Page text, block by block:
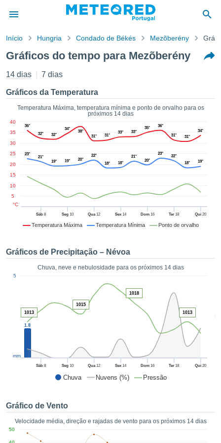
da
foi
por
para
que as
a este
das
opções:
e
forma
digital
sem
custo.
o
no
como
um perfil
CONFIGURAÇÕES
Início Hungria Condado de Békés Mezõberény
Gráficos do tempo para Mezõberény
14 dias 7 dias
Gráficos da Temperatura
Temperatura Máxima, temperatura mínima e ponto de orvalho para os
próximos 14 dias
Temperatura Máxima Temperatura Mínima Ponto de orvalho
Sáb8 Seg10 Qua12 Sex 14 Dom16 Ter 18 Qui 20
5
10
15
20
25
30
35
40
°C
36°
32°
32°
34°
38°
31°
31°
33° 33°
35° 36°
31° 31°
34°
23°
21°
19°
19° 20°
22°
18°
18°
21°
20°
23°
22°
18°
19°
Gráficos de Precipitação – Névoa
Chuva, neve e nebulosidade para os próximos 14 dias
Chuva Nuvens (%) Pressão
50
Sáb8 Seg10 Qua12 Sex 14 Dom16 Ter 18 Qui 20
5
mm
1.8
1013
1015
1018
1013
Gráfico de Vento
Velocidade média, direção e rajadas de vento para os próximos 14 dias
50